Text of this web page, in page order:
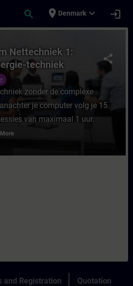
search place Denmark expand_more login
Nettechniek
share
Nettechniek 1:
techniek
zonder de complexe
je computer volg je 15
van maximaal 1 uur.
More
and Registration Quotation